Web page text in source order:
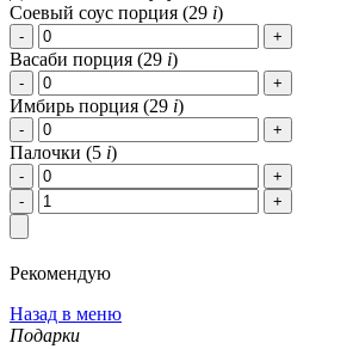
Соевый соус порция (29 i)
Васаби порция (29 i)
Имбирь порция (29 i)
Палочки (5 i)
Рекомендую
Назад в меню
Подарки